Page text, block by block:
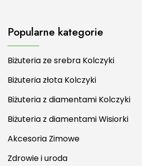
Popularne kategorie
Biżuteria ze srebra Kolczyki
Biżuteria złota Kolczyki
Biżuteria z diamentami Kolczyki
Biżuteria z diamentami Wisiorki
Akcesoria Zimowe
Zdrowie i uroda